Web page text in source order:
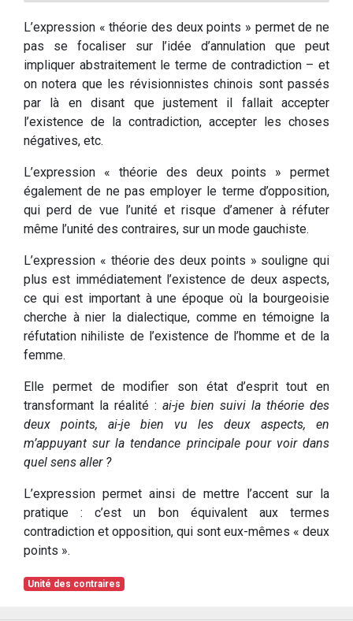
L’expression « théorie des deux points » permet de ne
pas se focaliser sur l’idée d’annulation que peut
impliquer abstraitement le terme de contradiction – et
on notera que les révisionnistes chinois sont passés
par là en disant que justement il fallait accepter
l’existence de la contradiction, accepter les choses
négatives, etc.
L’expression « théorie des deux points » permet
également de ne pas employer le terme d’opposition,
qui perd de vue l’unité et risque d’amener à réfuter
même l’unité des contraires, sur un mode gauchiste.
L’expression « théorie des deux points » souligne qui
plus est immédiatement l’existence de deux aspects,
ce qui est important à une époque où la bourgeoisie
cherche à nier la dialectique, comme en témoigne la
réfutation nihiliste de l’existence de l’homme et de la
femme.
Elle permet de modifier son état d’esprit tout en
transformant la réalité :ai-je bien suivi la théorie des
deux points, ai-je bien vu les deux aspects, en
m’appuyant sur la tendance principale pour voir dans
quel sens aller ?
L’expression permet ainsi de mettre l’accent sur la
pratique : c’est un bon équivalent aux termes
contradiction et opposition, qui sont eux-mêmes « deux
points ».
Unité des contraires